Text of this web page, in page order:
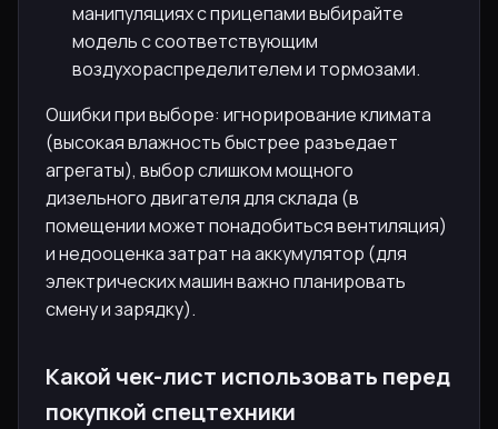
манипуляциях с прицепами выбирайте
модель с соответствующим
воздухораспределителем и тормозами.
Ошибки при выборе: игнорирование климата
(высокая влажность быстрее разъедает
агрегаты), выбор слишком мощного
дизельного двигателя для склада (в
помещении может понадобиться вентиляция)
и недооценка затрат на аккумулятор (для
электрических машин важно планировать
смену и зарядку).
Какой чек-лист использовать перед
покупкой спецтехники